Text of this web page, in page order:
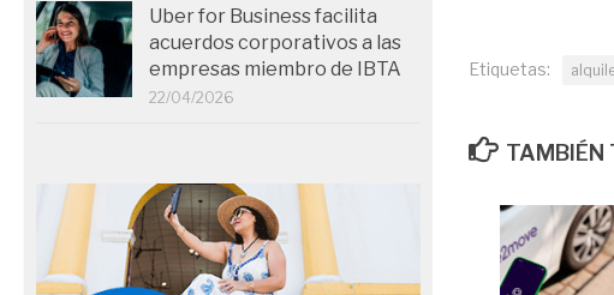
Etiquetas:
TAMBIÉN
Uber for Business facilita
acuerdos corporativos a las
empresas miembro de IBTA
22/04/2026